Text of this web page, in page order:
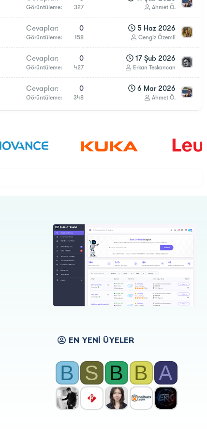
Görüntüleme 327 Ahmet Ö.
Cevaplar 0
Görüntüleme 158
5 Haz 2026
Cengiz Özemli
Cevaplar 0
Görüntüleme 427
17 Şub 2026
Erkan Teskancan
Cevaplar 0
Görüntüleme 348
6 Mar 2026
Ahmet Ö.
EN YENI ÜYELER
B S B B A